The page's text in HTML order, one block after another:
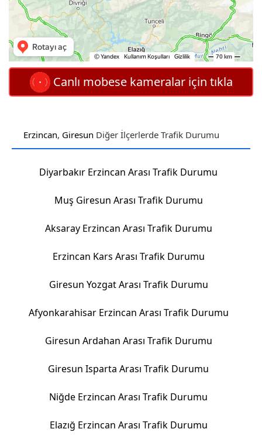
Canlı mobese kameralar için tıkla
Erzincan, Giresun Diğer İlçerlerde Trafik Durumu
Diyarbakır Erzincan Arası Trafik Durumu
Muş Giresun Arası Trafik Durumu
Aksaray Erzincan Arası Trafik Durumu
Erzincan Kars Arası Trafik Durumu
Giresun Yozgat Arası Trafik Durumu
Afyonkarahisar Erzincan Arası Trafik Durumu
Giresun Ardahan Arası Trafik Durumu
Giresun Isparta Arası Trafik Durumu
Niğde Erzincan Arası Trafik Durumu
Elazığ Erzincan Arası Trafik Durumu